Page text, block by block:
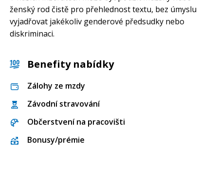
ženský rod čistě pro přehlednost textu, bez úmyslu
vyjadřovat jakékoliv genderové předsudky nebo
diskriminaci.
Benefity nabídky
Zálohy ze mzdy
Závodní stravování
Občerstvení na pracovišti
Bonusy/prémie